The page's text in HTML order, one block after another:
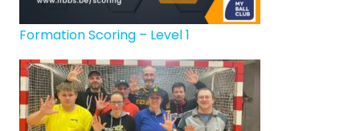
Formation Scoring – Level 1